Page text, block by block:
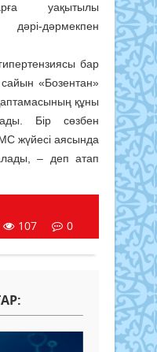
уақытылы
дәрмекпен
бар
«Бозентан»
құны
Бір сөзбен
жүйесі аясында
– деп атап
107 0